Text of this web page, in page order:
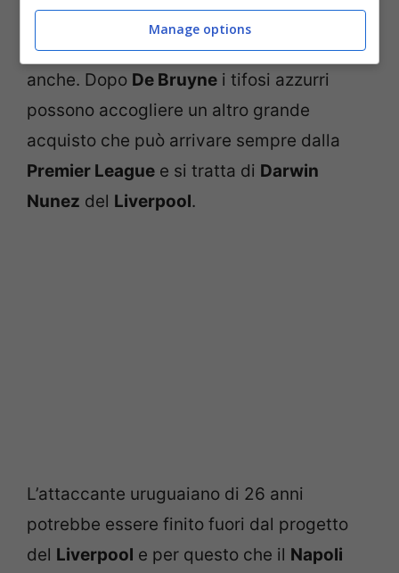
Napoli
si sta rivelando essere protagonista
del mercato con colpi rapidi e di spessore
anche. Dopo De Bruyne i tifosi azzurri
possono accogliere un altro grande
acquisto che può arrivare sempre dalla
Premier League e si tratta di Darwin
Nunez del Liverpool.
L’attaccante uruguaiano di 26 anni
potrebbe essere finito fuori dal progetto
del Liverpool e per questo che il Napoli
Manage options